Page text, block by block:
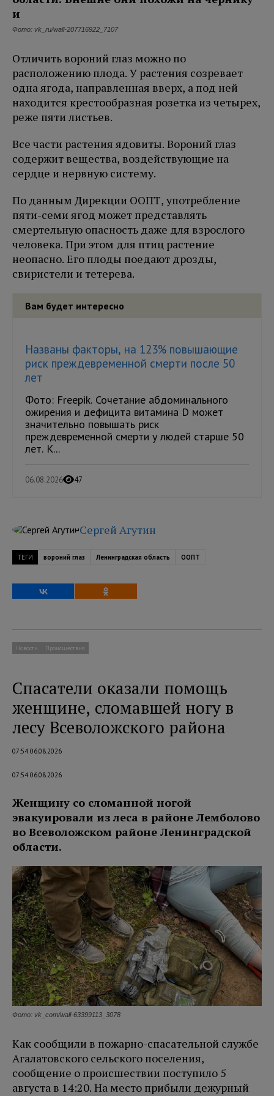
Фото: vk_ru/wall-207716922_7107
Отличить вороний глаз можно по
расположению плода. У растения созревает
одна ягода, направленная вверх, а под ней
находится крестообразная розетка из четырех,
реже пяти листьев.
Все части растения ядовиты. Вороний глаз
содержит вещества, воздействующие на
сердце и нервную систему.
По данным Дирекции ООПТ, употребление
пяти-семи ягод может представлять
смертельную опасность даже для взрослого
человека. При этом для птиц растение
неопасно. Его плоды поедают дрозды,
свиристели и тетерева.
Вам будет интересно
Названы факторы, на 123% повышающие
риск преждевременной смерти после 50
лет
Фото: Freepik. Сочетание абдоминального
ожирения и дефицита витамина D может
значительно повышать риск
преждевременной смерти у людей старше 50
лет. К...
06.08.2026 47
Сергей Агутин
ТЕГИ вороний глаз Ленинградская область ООПТ
Новости Происшествия
Спасатели оказали помощь
женщине, сломавшей ногу в
лесу Всеволожского района
07:54 06.08.2026
07:54 06.08.2026
Женщину со сломанной ногой
эвакуировали из леса в районе Лемболово
во Всеволожском районе Ленинградской
области.
Фото: vk_com/wall-63399113_3078
Как сообщили в пожарно-спасательной службе
Агалатовского сельского поселения,
сообщение о происшествии поступило 5
августа в 14:20. На место прибыли дежурный